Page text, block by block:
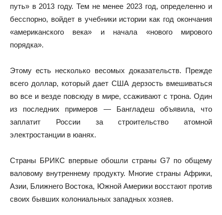
путь» в 2013 году. Тем не менее 2023 год, определенно и
бесспорно, войдет в учебники истории как год окончания
«американского века» и начала «нового мирового
порядка».
Этому есть несколько весомых доказательств. Прежде
всего доллар, который дает США дерзость вмешиваться
во все и везде повсюду в мире, ссаживают с трона. Один
из последних примеров — Бангладеш объявила, что
заплатит России за строительство атомной
электростанции в юанях.
Страны БРИКС впервые обошли страны G7 по общему
валовому внутреннему продукту. Многие страны Африки,
Азии, Ближнего Востока, Южной Америки восстают против
своих бывших колониальных западных хозяев.